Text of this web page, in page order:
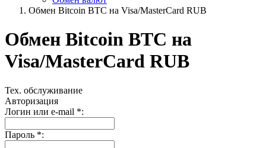
Обмен Bitcoin BTC на Visa/MasterCard RUB
Обмен Bitcoin BTC на
Visa/MasterCard RUB
Тех. обслуживание
Авторизация
Логин или e-mail *:
Пароль *: